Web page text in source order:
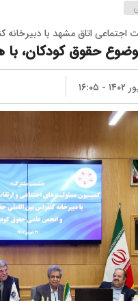
اتاق مشهد با دبیرخانه
حقوق کودکان، با